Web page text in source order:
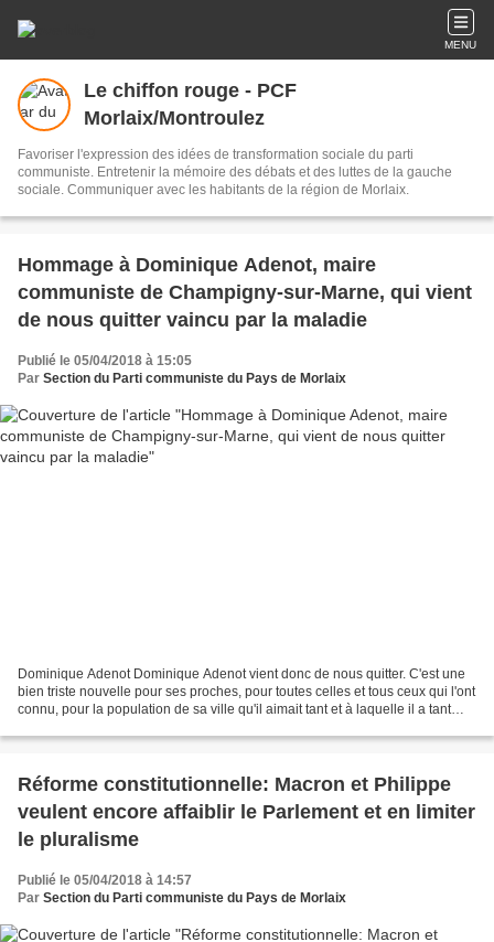
MENU
Le chiffon rouge - PCF
Morlaix/Montroulez
Favoriser l'expression des idées de transformation sociale du parti
communiste. Entretenir la mémoire des débats et des luttes de la gauche
sociale. Communiquer avec les habitants de la région de Morlaix.
Hommage à Dominique Adenot, maire
communiste de Champigny-sur-Marne, qui vient
de nous quitter vaincu par la maladie
Publié le 05/04/2018 à 15:05
Par Section du Parti communiste du Pays de Morlaix
Dominique Adenot Dominique Adenot vient donc de nous quitter. C'est une
bien triste nouvelle pour ses proches, pour toutes celles et tous ceux qui l'ont
connu, pour la population de sa ville qu'il aimait tant et à laquelle il a tant
Réforme constitutionnelle: Macron et Philippe
veulent encore affaiblir le Parlement et en limiter
le pluralisme
Publié le 05/04/2018 à 14:57
Par Section du Parti communiste du Pays de Morlaix